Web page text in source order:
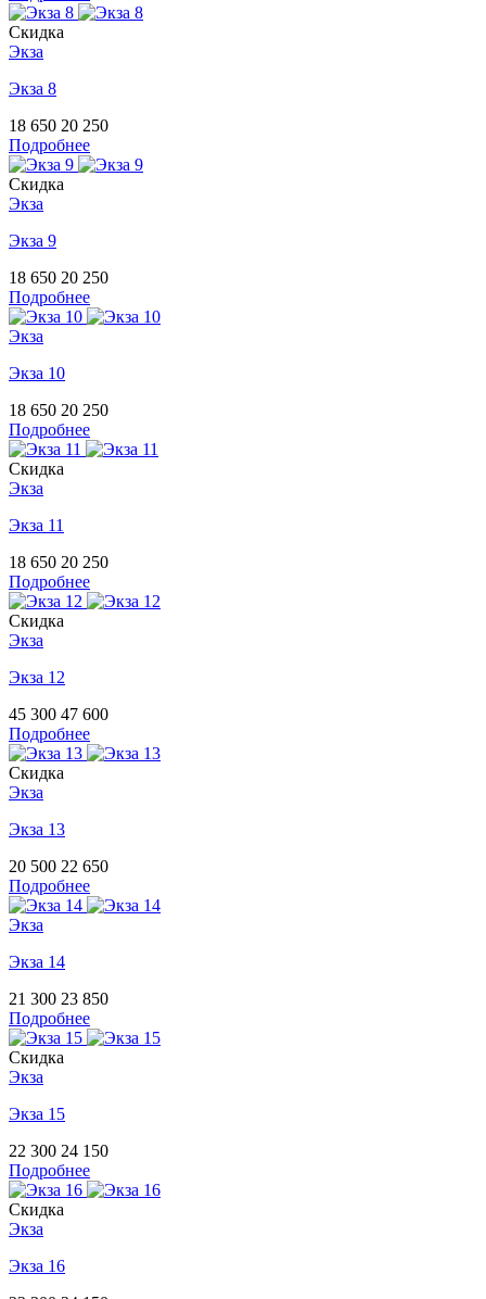
Скидка
Экза
Экза 8
18 650 20 250
Подробнее
Скидка
Экза
Экза 9
18 650 20 250
Подробнее
Экза
Экза 10
18 650 20 250
Подробнее
Скидка
Экза
Экза 11
18 650 20 250
Подробнее
Скидка
Экза
Экза 12
45 300 47 600
Подробнее
Скидка
Экза
Экза 13
20 500 22 650
Подробнее
Экза
Экза 14
21 300 23 850
Подробнее
Скидка
Экза
Экза 15
22 300 24 150
Подробнее
Скидка
Экза
Экза 16